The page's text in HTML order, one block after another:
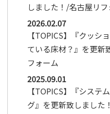
しました！/名古屋リ
2026.02.07
【TOPICS】『クッシ
ている床材？』を更新
フォーム
2025.09.01
【TOPICS】『システ
グ』を更新致しました